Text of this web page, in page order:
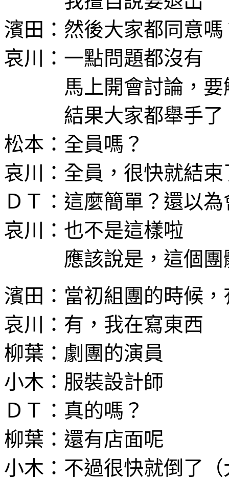
濱田：然後大家都同意嗎
哀川：一點問題都沒有
馬上開會討論，要
結果大家都舉手了
松本：全員嗎？
哀川：全員，很快就結束
ＤＴ：這麼簡單？還以
哀川：也不是這樣啦
應該說是，這個團體
濱田：當初組團的時候
哀川：有，我在寫東西
柳葉：劇團的演員
小木：服裝設計師
ＤＴ：真的嗎？
柳葉：還有店面呢
小木：不過很快就倒了（